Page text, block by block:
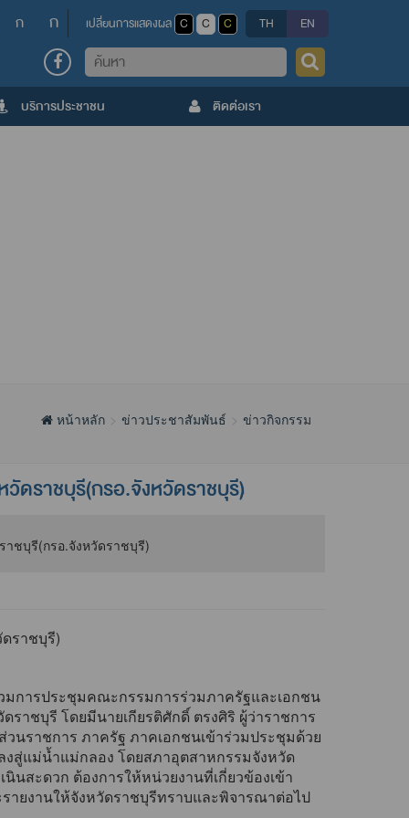
ก ก เปลี่ยนการแสดงผล C C C TH EN
ค้นหา
บริการประชาชน ติดต่อเรา
หน้าหลัก ข่าวประชาสัมพันธ์ ข่าวกิจกรรม
ดราชบุรี(กรอ.จังหวัดราชบุรี)
ราชบุรี)
ารประชุมคณะกรรมการร่วมภาครัฐและเอกชน
าชบุรี โดยมีนายเกียรติศักดิ์ ตรงศิริ ผู้ว่าราชการ
นราชการ ภาครัฐ ภาคเอกชนเข้าร่วมประชุมด้วย
งสู่แม่น้ำแม่กลอง โดยสภาอุตสาหกรรมจังหวัด
นสะดวก ต้องการให้หน่วยงานที่เกี่ยวข้องเข้า
ายงานให้จังหวัดราชบุรีทราบและพิจารณาต่อไป